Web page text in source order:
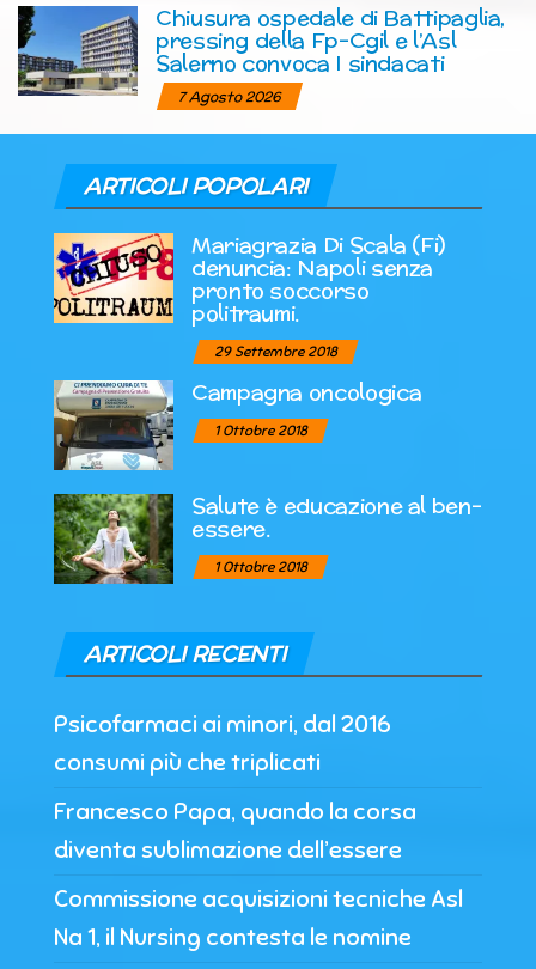
Chiusura ospedale di Battipaglia,
pressing della Fp-Cgil e l’Asl
Salerno convoca I sindacati
7 Agosto 2026
ARTICOLI POPOLARI
Mariagrazia Di Scala (Fi)
denuncia: Napoli senza
pronto soccorso
politraumi.
29 Settembre 2018
Campagna oncologica
1 Ottobre 2018
Salute è educazione al ben-
essere.
1 Ottobre 2018
ARTICOLI RECENTI
Psicofarmaci ai minori, dal 2016
consumi più che triplicati
Francesco Papa, quando la corsa
diventa sublimazione dell’essere
Commissione acquisizioni tecniche Asl
Na 1, il Nursing contesta le nomine